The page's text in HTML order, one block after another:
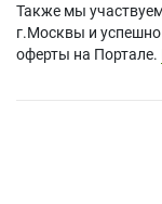
Также мы
г.Москвы и
оферты на Портале.